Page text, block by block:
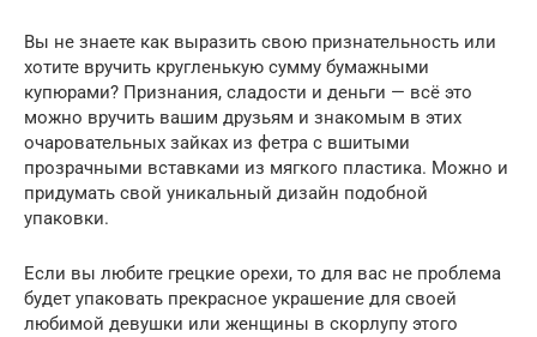
Вы не знаете как выразить свою признательность или
хотите вручить кругленькую сумму бумажными
купюрами? Признания, сладости и деньги — всё это
можно вручить вашим друзьям и знакомым в этих
очаровательных зайках из фетра с вшитыми
прозрачными вставками из мягкого пластика. Можно и
придумать свой уникальный дизайн подобной
упаковки.
Если вы любите грецкие орехи, то для вас не проблема
будет упаковать прекрасное украшение для своей
любимой девушки или женщины в скорлупу этого